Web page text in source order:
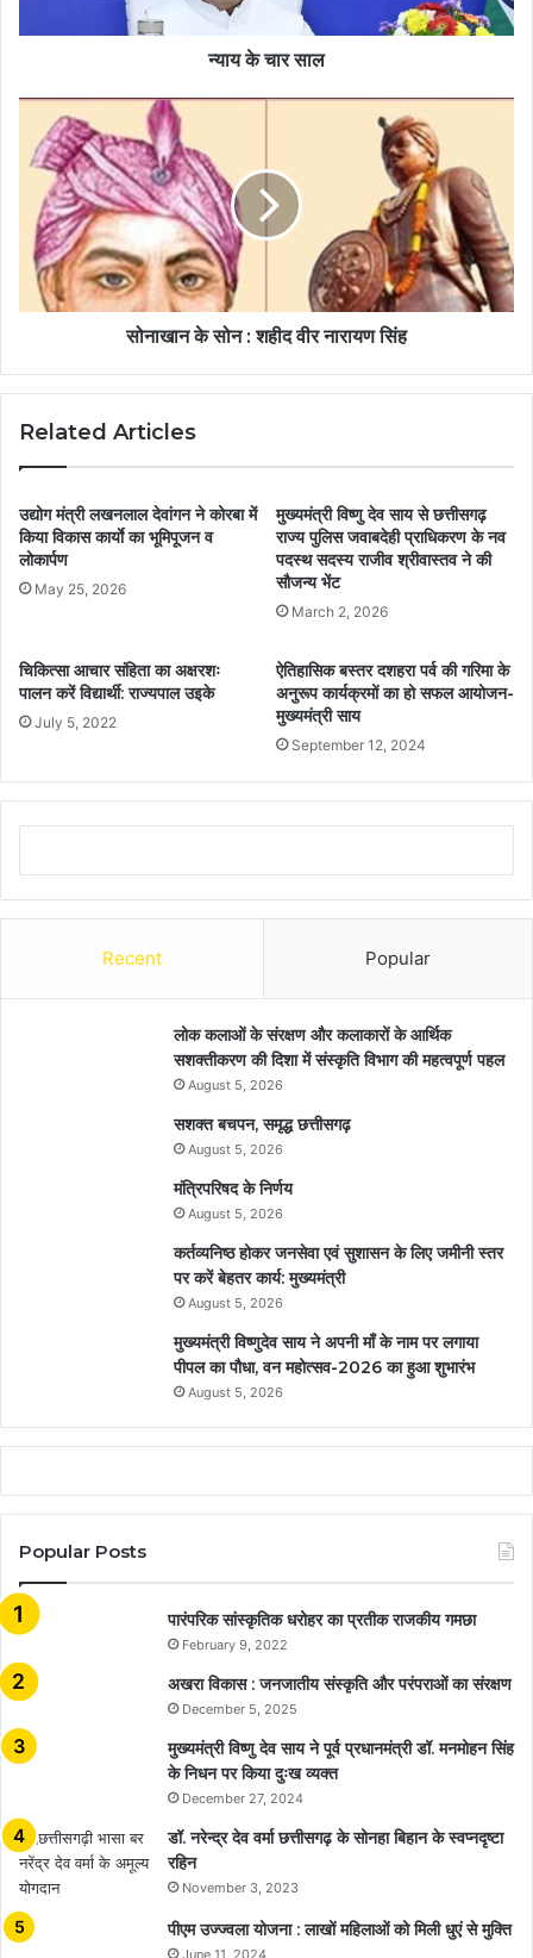
न्याय के चार साल
सोनाखान के सोन : शहीद वीर नारायण सिंह
Related Articles
उद्योग मंत्री लखनलाल देवांगन ने कोरबा में
किया विकास कार्याे का भूमिपूजन व
लोकार्पण
May 25, 2026
मुख्यमंत्री विष्णु देव साय से छत्तीसगढ़
राज्य पुलिस जवाबदेही प्राधिकरण के नव
पदस्थ सदस्य राजीव श्रीवास्तव ने की
सौजन्य भेंट
March 2, 2026
चिकित्सा आचार संहिता का अक्षरशः
पालन करें विद्यार्थी: राज्यपाल उइके
July 5, 2022
ऐतिहासिक बस्तर दशहरा पर्व की गरिमा के
अनुरूप कार्यक्रमों का हो सफल आयोजन-
मुख्यमंत्री साय
September 12, 2024
Recent Popular
लोक कलाओं के संरक्षण और कलाकारों के आर्थिक
सशक्तीकरण की दिशा में संस्कृति विभाग की महत्वपूर्ण पहल
August 5, 2026
सशक्त बचपन, समृद्ध छत्तीसगढ़
August 5, 2026
मंत्रिपरिषद के निर्णय
August 5, 2026
कर्तव्यनिष्ठ होकर जनसेवा एवं सुशासन के लिए जमीनी स्तर
पर करें बेहतर कार्य: मुख्यमंत्री
August 5, 2026
मुख्यमंत्री विष्णुदेव साय ने अपनी माँ के नाम पर लगाया
पीपल का पौधा, वन महोत्सव-2026 का हुआ शुभारंभ
August 5, 2026
Popular Posts
​​​​​​​पारंपरिक सांस्कृतिक धरोहर का प्रतीक राजकीय गमछा
February 9, 2022
अखरा विकास : जनजातीय संस्कृति और परंपराओं का संरक्षण
December 5, 2025
मुख्यमंत्री विष्णु देव साय ने पूर्व प्रधानमंत्री डॉ. मनमोहन सिंह
के निधन पर किया दुःख व्यक्त
December 27, 2024
डॉ. नरेन्द्र देव वर्मा छत्तीसगढ़ के सोनहा बिहान के स्वप्नदृष्टा
रहिन
November 3, 2023
पीएम उज्ज्वला योजना : लाखों महिलाओं को मिली धुएं से मुक्ति
June 11, 2024